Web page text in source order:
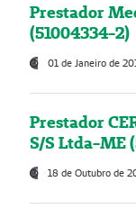
Prestador
(51004334-2)
01 de Janeiro de
Prestador
S/S Ltda-ME
18 de Outubro de